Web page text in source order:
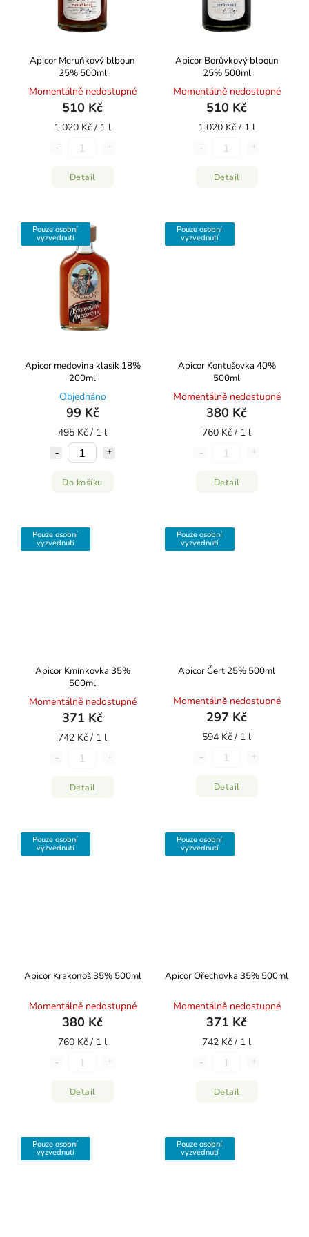
Apicor Meruňkový blboun
25% 500ml
Momentálně nedostupné
510 Kč
1 020 Kč / 1 l
Detail
Apicor Borůvkový blboun
25% 500ml
Momentálně nedostupné
510 Kč
1 020 Kč / 1 l
Detail
Pouze osobní
vyzvednutí
Apicor medovina klasik 18%
200ml
Objednáno
99 Kč
495 Kč / 1 l
Do košíku
Pouze osobní
vyzvednutí
Apicor Kontušovka 40%
500ml
Momentálně nedostupné
380 Kč
760 Kč / 1 l
Detail
Pouze osobní
vyzvednutí
Apicor Kmínkovka 35%
500ml
Momentálně nedostupné
371 Kč
742 Kč / 1 l
Detail
Pouze osobní
vyzvednutí
Apicor Čert 25% 500ml
Momentálně nedostupné
297 Kč
594 Kč / 1 l
Detail
Pouze osobní
vyzvednutí
Apicor Krakonoš 35% 500ml
Momentálně nedostupné
380 Kč
760 Kč / 1 l
Detail
Pouze osobní
vyzvednutí
Apicor Ořechovka 35% 500ml
Momentálně nedostupné
371 Kč
742 Kč / 1 l
Detail
Pouze osobní
vyzvednutí
Pouze osobní
vyzvednutí